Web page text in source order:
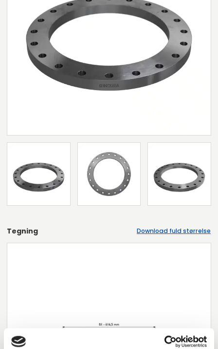
Tegning Download fuld størrelse